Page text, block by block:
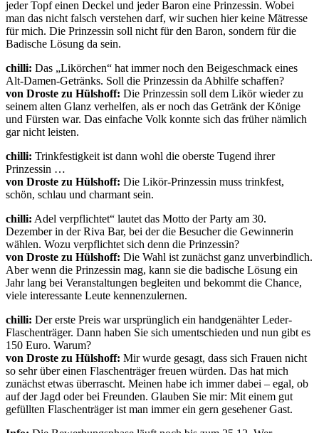
jeder Topf einen Deckel und jeder Baron eine Prinzessin. Wobei
man das nicht falsch verstehen darf, wir suchen hier keine Mätresse
für mich. Die Prinzessin soll nicht für den Baron, sondern für die
Badische Lösung da sein.
chilli: Das „Likörchen“ hat immer noch den Beigeschmack eines
Alt-Damen-Getränks. Soll die Prinzessin da Abhilfe schaffen?
von Droste zu Hülshoff: Die Prinzessin soll dem Likör wieder zu
seinem alten Glanz verhelfen, als er noch das Getränk der Könige
und Fürsten war. Das einfache Volk konnte sich das früher nämlich
gar nicht leisten.
chilli: Trinkfestigkeit ist dann wohl die oberste Tugend ihrer
Prinzessin …
von Droste zu Hülshoff: Die Likör-Prinzessin muss trinkfest,
schön, schlau und charmant sein.
chilli: Adel verpflichtet“ lautet das Motto der Party am 30.
Dezember in der Riva Bar, bei der die Besucher die Gewinnerin
wählen. Wozu verpflichtet sich denn die Prinzessin?
von Droste zu Hülshoff: Die Wahl ist zunächst ganz unverbindlich.
Aber wenn die Prinzessin mag, kann sie die badische Lösung ein
Jahr lang bei Veranstaltungen begleiten und bekommt die Chance,
viele interessante Leute kennenzulernen.
chilli: Der erste Preis war ursprünglich ein handgenähter Leder-
Flaschenträger. Dann haben Sie sich umentschieden und nun gibt es
150 Euro. Warum?
von Droste zu Hülshoff: Mir wurde gesagt, dass sich Frauen nicht
so sehr über einen Flaschenträger freuen würden. Das hat mich
zunächst etwas überrascht. Meinen habe ich immer dabei – egal, ob
auf der Jagd oder bei Freunden. Glauben Sie mir: Mit einem gut
gefüllten Flaschenträger ist man immer ein gern gesehener Gast.